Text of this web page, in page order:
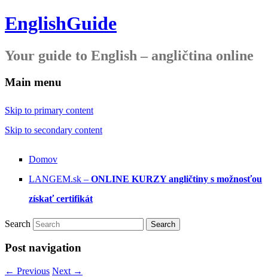
EnglishGuide
Your guide to English – angličtina online
Main menu
Skip to primary content
Skip to secondary content
Domov
LANGEM.sk – ONLINE KURZY angličtiny s možnosťou
získať certifikát
Search
Post navigation
← Previous Next →